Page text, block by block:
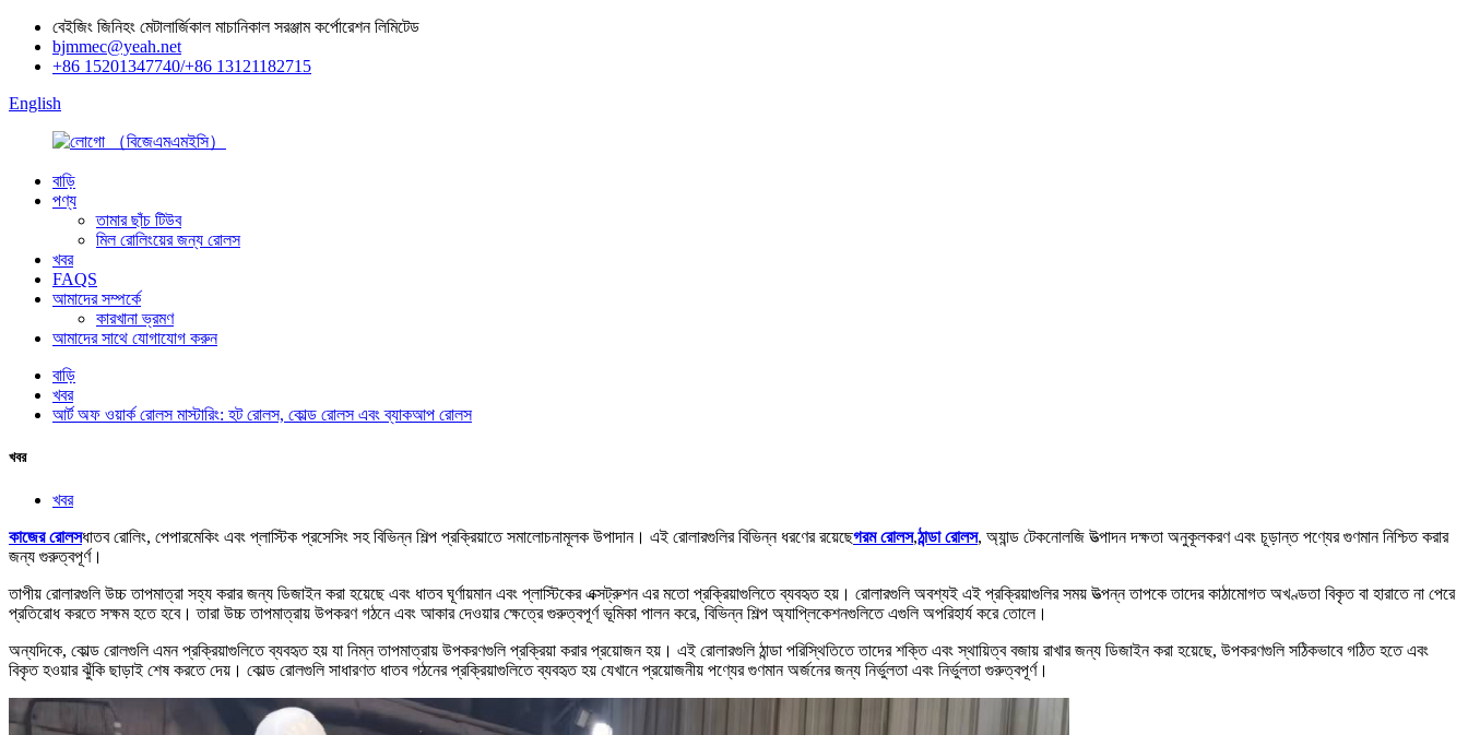
বেইজিং জিনিহং মেটালার্জিকাল মাচানিকাল সরঞ্জাম কর্পোরেশন লিমিটেড
bjmmec@yeah.net
+86 15201347740/+86 13121182715
English
বাড়ি
পণ্য
তামার ছাঁচ টিউব
মিল রোলিংয়ের জন্য রোলস
খবর
FAQS
আমাদের সম্পর্কে
কারখানা ভ্রমণ
আমাদের সাথে যোগাযোগ করুন
বাড়ি
খবর
আর্ট অফ ওয়ার্ক রোলস মাস্টারিং: হট রোলস, কোল্ড রোলস এবং ব্যাকআপ রোলস
খবর
খবর
কাজের রোলসধাতব রোলিং, পেপারমেকিং এবং প্লাস্টিক প্রসেসিং সহ বিভিন্ন শিল্প প্রক্রিয়াতে সমালোচনামূলক উপাদান। এই রোলারগুলির বিভিন্ন ধরণের রয়েছেগরম রোলস,ঠান্ডা রোলস, অ্যান্ড টেকনোলজি উত্পাদন দক্ষতা অনুকূলকরণ এবং চূড়ান্ত পণ্যের গুণমান নিশ্চিত করার
জন্য গুরুত্বপূর্ণ।
তাপীয় রোলারগুলি উচ্চ তাপমাত্রা সহ্য করার জন্য ডিজাইন করা হয়েছে এবং ধাতব ঘূর্ণায়মান এবং প্লাস্টিকের এক্সট্রুশন এর মতো প্রক্রিয়াগুলিতে ব্যবহৃত হয়। রোলারগুলি অবশ্যই এই প্রক্রিয়াগুলির সময় উত্পন্ন তাপকে তাদের কাঠামোগত অখণ্ডতা বিকৃত বা হারাতে না পেরে
প্রতিরোধ করতে সক্ষম হতে হবে। তারা উচ্চ তাপমাত্রায় উপকরণ গঠনে এবং আকার দেওয়ার ক্ষেত্রে গুরুত্বপূর্ণ ভূমিকা পালন করে, বিভিন্ন শিল্প অ্যাপ্লিকেশনগুলিতে এগুলি অপরিহার্য করে তোলে।
অন্যদিকে, কোল্ড রোলগুলি এমন প্রক্রিয়াগুলিতে ব্যবহৃত হয় যা নিম্ন তাপমাত্রায় উপকরণগুলি প্রক্রিয়া করার প্রয়োজন হয়। এই রোলারগুলি ঠান্ডা পরিস্থিতিতে তাদের শক্তি এবং স্থায়িত্ব বজায় রাখার জন্য ডিজাইন করা হয়েছে, উপকরণগুলি সঠিকভাবে গঠিত হতে এবং
বিকৃত হওয়ার ঝুঁকি ছাড়াই শেষ করতে দেয়। কোল্ড রোলগুলি সাধারণত ধাতব গঠনের প্রক্রিয়াগুলিতে ব্যবহৃত হয় যেখানে প্রয়োজনীয় পণ্যের গুণমান অর্জনের জন্য নির্ভুলতা এবং নির্ভুলতা গুরুত্বপূর্ণ।